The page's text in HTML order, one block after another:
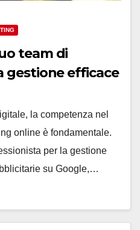
team di
gestione efficace
Ads
la competenza nel
online è fondamentale.
per la gestione
su Google,…